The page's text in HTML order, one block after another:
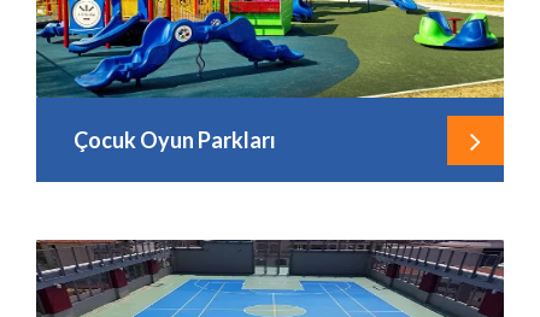
Çocuk Oyun Parkları